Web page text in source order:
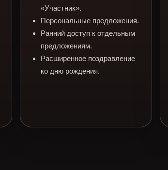
«Участник».
Персональные предложения.
Ранний доступ к отдельным
предложениям.
Расширенное поздравление
ко дню рождения.